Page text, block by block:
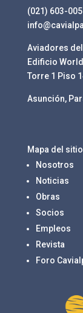
(021) 603-005
Aviadores
Edificio
Torre 1 Piso
Asunción,
Mapa del
Nosotros
Noticias
Obras
Socios
Empleos
Revista
Foro